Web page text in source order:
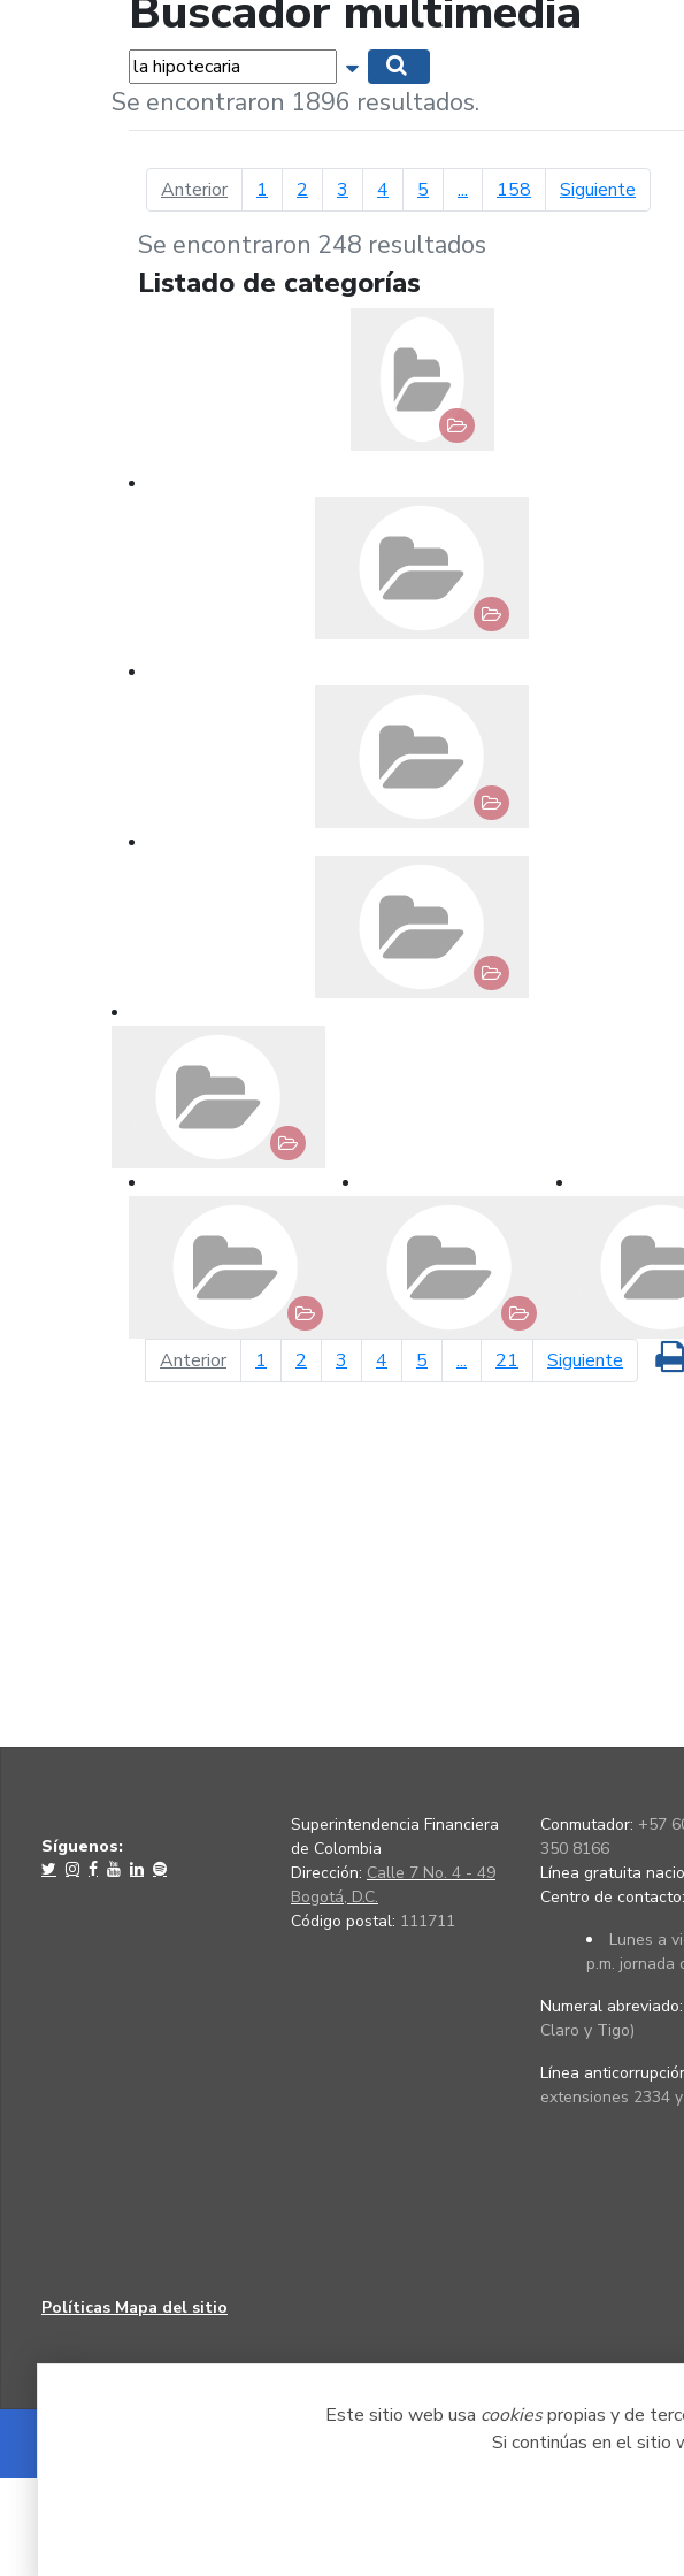
Este sitio web usa cookiespropias y de
Si continúas en el sitio
Buscador multimedia
Palabras... Mostrar opciones de búsqueda
Se encontraron 1896 resultados.
Anteriorpágina anterior
1 2 3 4 5 ... 158 Siguiente
Se encontraron 248 resultados
Listado de categorías
Anteriorpágina anterior
1 2 3 4 5 ... 21 Siguiente página
Síguenos:
Superintendencia Financiera
de Colombia
Dirección: Calle 7 No. 4 - 49
Bogotá, D.C.
Código postal: 111711
Conmutador: +57
350 8166
Línea gratuita
Centro de contacto:
Lunes a
p.m. jornada
Numeral abreviado:
Claro y Tigo)
Línea
extensiones 2334
Políticas Mapa del sitio